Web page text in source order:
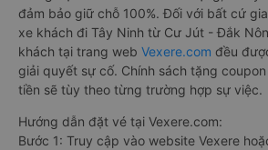
đảm bảo giữ chỗ 100%. Đối với bất cứ
xe khách đi Tây Ninh từ Cư Jút - Đắk
khách tại trang web Vexere.com đều
giải quyết sự cố. Chính sách tặng
tiền sẽ tùy theo từng trường hợp sự việc.
Hướng dẫn đặt vé tại Vexere.com:
Bước 1: Truy cập vào website Vexere